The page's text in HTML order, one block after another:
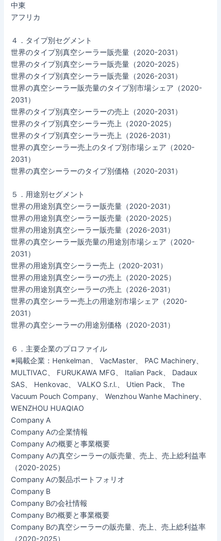
中東
アフリカ
４．タイプ別セグメント
世界のタイプ別真空シーラー販売量（2020-2031）
世界のタイプ別真空シーラー販売量（2020-2025）
世界のタイプ別真空シーラー販売量（2026-2031）
世界の真空シーラー販売量のタイプ別市場シェア（2020-
2031）
世界のタイプ別真空シーラーの売上（2020-2031）
世界のタイプ別真空シーラー売上（2020-2025）
世界のタイプ別真空シーラー売上（2026-2031）
世界の真空シーラー売上のタイプ別市場シェア（2020-
2031）
世界の真空シーラーのタイプ別価格（2020-2031）
５．用途別セグメント
世界の用途別真空シーラー販売量（2020-2031）
世界の用途別真空シーラー販売量（2020-2025）
世界の用途別真空シーラー販売量（2026-2031）
世界の真空シーラー販売量の用途別市場シェア（2020-
2031）
世界の用途別真空シーラー売上（2020-2031）
世界の用途別真空シーラーの売上（2020-2025）
世界の用途別真空シーラーの売上（2026-2031）
世界の真空シーラー売上の用途別市場シェア（2020-
2031）
世界の真空シーラーの用途別価格（2020-2031）
６．主要企業のプロファイル
※掲載企業：Henkelman、 VacMaster、 PAC Machinery、
MULTIVAC、 FURUKAWA MFG、 Italian Pack、 Dadaux
SAS、 Henkovac、 VALKO S.r.l.、 Utien Pack、 The
Vacuum Pouch Company、 Wenzhou Wanhe Machinery、
WENZHOU HUAQIAO
Company A
Company Aの企業情報
Company Aの概要と事業概要
Company Aの真空シーラーの販売量、売上、売上総利益率
（2020-2025）
Company Aの製品ポートフォリオ
Company B
Company Bの会社情報
Company Bの概要と事業概要
Company Bの真空シーラーの販売量、売上、売上総利益率
（2020-2025）